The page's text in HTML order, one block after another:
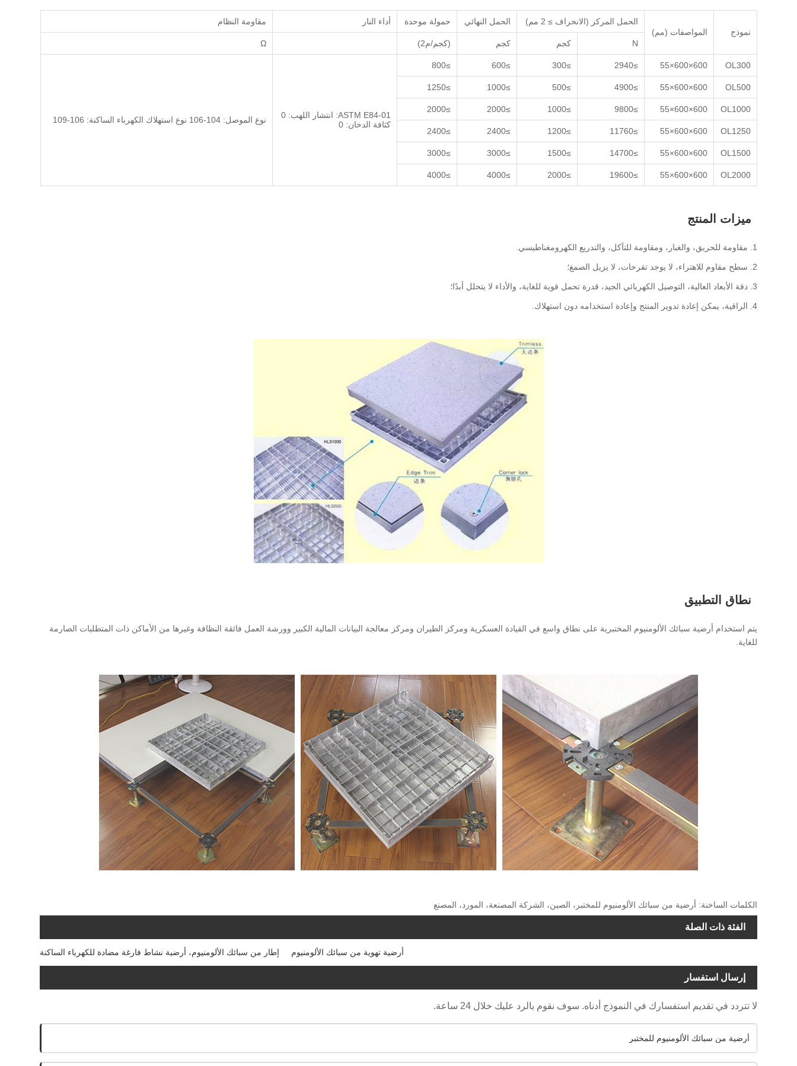
نموذج المواصفات (مم)
الحمل المركز (الانحراف ≥ 2 مم) الحمل النهائي حمولة موحدة أداء النار مقاومة النظام
N كجم كجم (كجم/م2) Ω
OL300
600×600×55
≥2940
≥300
≥600
≥800
ASTM E84-01: انتشار اللهب: 0
كثافة الدخان: 0
نوع الموصل: 104-106 نوع استهلاك الكهرباء الساكنة: 106-109
OL500
600×600×55
≥4900
≥500
≥1000
≥1250
OL1000
600×600×55
≥9800
≥1000
≥2000
≥2000
OL1250
600×600×55
≥11760
≥1200
≥2400
≥2400
OL1500
600×600×55
≥14700
≥1500
≥3000
≥3000
OL2000
600×600×55
≥19600
≥2000
≥4000
≥4000
ميزات المنتج
1. مقاومة للحريق، والغبار، ومقاومة للتآكل، والتدريع الكهرومغناطيسي.
2. سطح مقاوم للاهتراء، لا يوجد تقرحات، لا يزيل الصمغ؛
3. دقة الأبعاد العالية، التوصيل الكهربائي الجيد، قدرة تحمل قوية للغاية، والأداء لا يتحلل أبدًا؛
4. الراقية، يمكن إعادة تدوير المنتج وإعادة استخدامه دون استهلاك.
نطاق التطبيق
يتم استخدام أرضية سبائك الألومنيوم المختبرية على نطاق واسع في القيادة العسكرية ومركز الطيران ومركز معالجة البيانات المالية الكبير وورشة العمل فائقة النظافة وغيرها من الأماكن ذات المتطلبات الصارمة
للغاية.
الكلمات الساخنة: أرضية من سبائك الألومنيوم للمختبر، الصين، الشركة المصنعة، المورد، المصنع
الفئة ذات الصلة
إطار من سبائك الألومنيوم، أرضية نشاط فارغة مضادة للكهرباء الساكنة أرضية تهوية من سبائك الألومنيوم
إرسال استفسار
لا تتردد في تقديم استفسارك في النموذج أدناه. سوف نقوم بالرد عليك خلال 24 ساعة.